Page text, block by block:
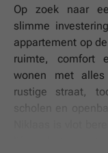
Op zoek naar
slimme
appartement op
ruimte, comfort
wonen met alles
rustige straat,
scholen en
Niklaas is vlot